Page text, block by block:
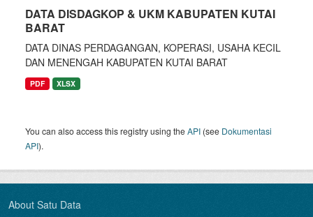
DATA DISDAGKOP & UKM KABUPATEN KUTAI
BARAT
DATA DINAS PERDAGANGAN, KOPERASI, USAHA KECIL
DAN MENENGAH KABUPATEN KUTAI BARAT
PDF XLSX
You can also access this registry using theAPI (see Dokumentasi
API).
About Satu Data